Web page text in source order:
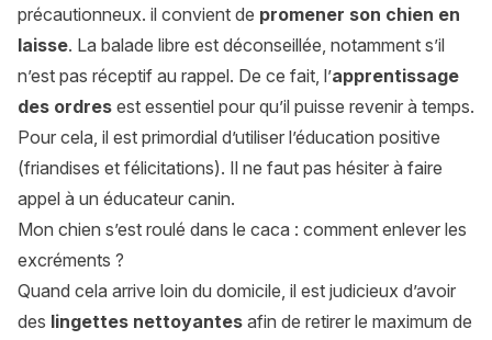
précautionneux. il convient de promener son chien en
laisse. La balade libre est déconseillée, notamment s’il
n’est pas réceptif au rappel. De ce fait, l’apprentissage
des ordres est essentiel pour qu’il puisse revenir à temps.
Pour cela, il est primordial d’utiliser l’éducation positive
(friandises et félicitations). Il ne faut pas hésiter à faire
appel à un éducateur canin.
Mon chien s’est roulé dans le caca : comment enlever les
excréments ?
Quand cela arrive loin du domicile, il est judicieux d’avoir
des lingettes nettoyantes afin de retirer le maximum de